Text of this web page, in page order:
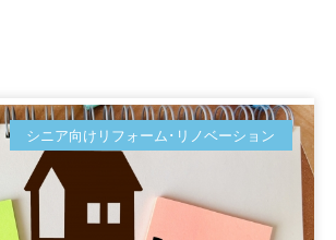
シニア向けリフォーム･リノベーション